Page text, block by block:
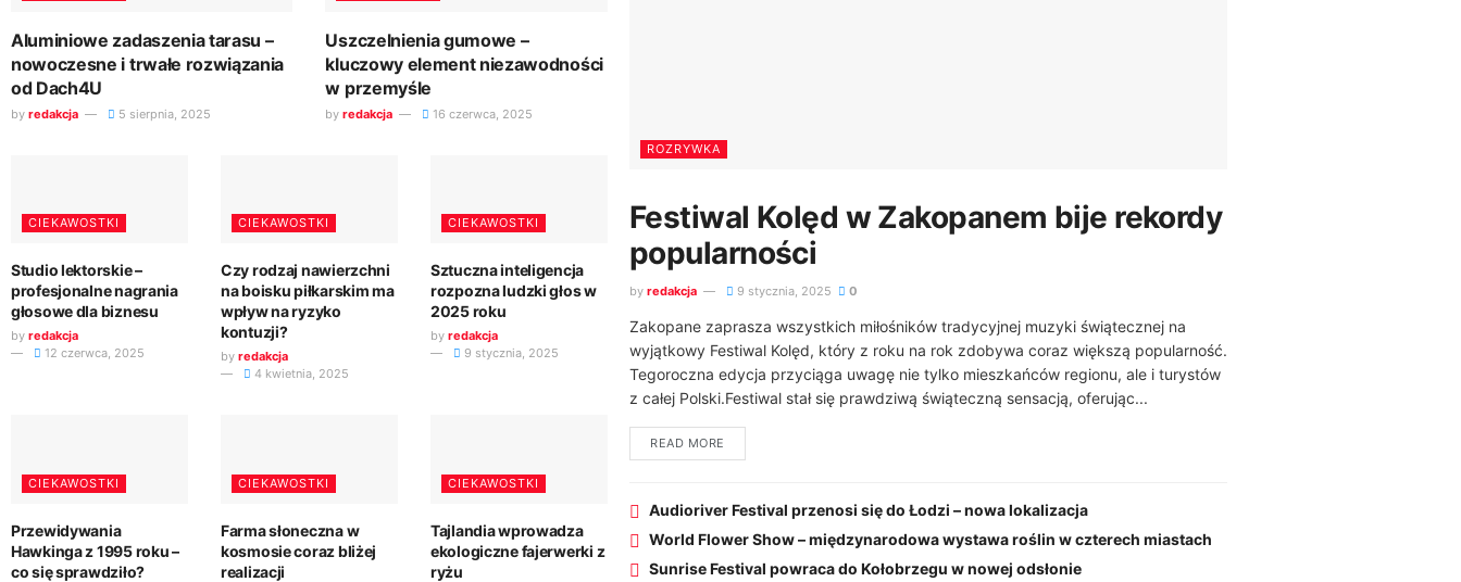
Aluminiowe zadaszenia tarasu –
nowoczesne i trwałe rozwiązania
od Dach4U
by redakcja 5 sierpnia, 2025
Uszczelnienia gumowe –
kluczowy element niezawodności
w przemyśle
by redakcja 16 czerwca, 2025
CIEKAWOSTKI
Studio lektorskie –
profesjonalne nagrania
głosowe dla biznesu
by redakcja
12 czerwca, 2025
CIEKAWOSTKI
Czy rodzaj nawierzchni
na boisku piłkarskim ma
wpływ na ryzyko
kontuzji?
by redakcja
4 kwietnia, 2025
CIEKAWOSTKI
Sztuczna inteligencja
rozpozna ludzki głos w
2025 roku
by redakcja
9 stycznia, 2025
CIEKAWOSTKI
Przewidywania
Hawkinga z 1995 roku –
co się sprawdziło?
CIEKAWOSTKI
Farma słoneczna w
kosmosie coraz bliżej
realizacji
CIEKAWOSTKI
Tajlandia wprowadza
ekologiczne fajerwerki z
ryżu
ROZRYWKA
Festiwal Kolęd w Zakopanem bije rekordy
popularności
by redakcja 9 stycznia, 2025 0
Zakopane zaprasza wszystkich miłośników tradycyjnej muzyki świątecznej na
wyjątkowy Festiwal Kolęd, który z roku na rok zdobywa coraz większą popularność.
Tegoroczna edycja przyciąga uwagę nie tylko mieszkańców regionu, ale i turystów
z całej Polski.Festiwal stał się prawdziwą świąteczną sensacją, oferując...
READ MORE
Audioriver Festival przenosi się do Łodzi – nowa lokalizacja
World Flower Show – międzynarodowa wystawa roślin w czterech miastach
Sunrise Festival powraca do Kołobrzegu w nowej odsłonie